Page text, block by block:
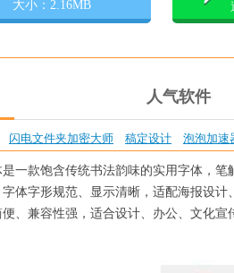
大小：2.16MB
人气软件
闪电文件夹加密大师 稿定设计 泡泡加速
一款饱含传统书法韵味的实用字体，
体字形规范、显示清晰，适配海报设
、兼容性强，适合设计、办公、文化宣